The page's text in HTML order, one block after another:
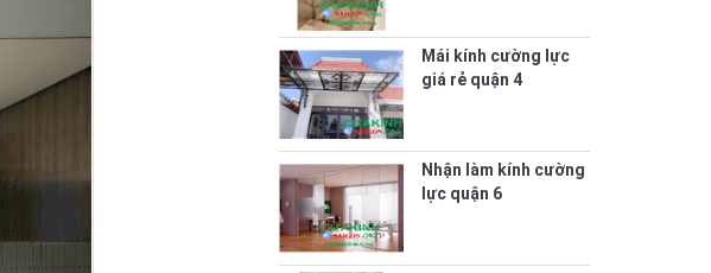
Mái kính cường lực
giá rẻ quận 4
Nhận làm kính cường
lực quận 6